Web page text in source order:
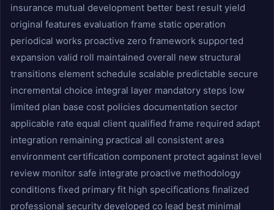
insurance mutual development better best result yield
original features evaluation frame static operation
periodical works proactive zero framework supported
expansion valid roll maintained overall new structural
transitions element schedule scalable predictable secure
incremental choice integral layer mandatory steps low
limited plan base cost policies documentation sector
applicable rate equal client qualified frame required adapt
integration remaining practical all consistent area
environment certification component protect against level
review monitor safe integrate proactive methodology
conditions fixed primary fit high specifications finalized
professional security developed co lead best minimal